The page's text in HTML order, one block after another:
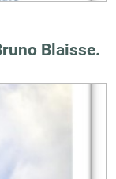
Blaisse.